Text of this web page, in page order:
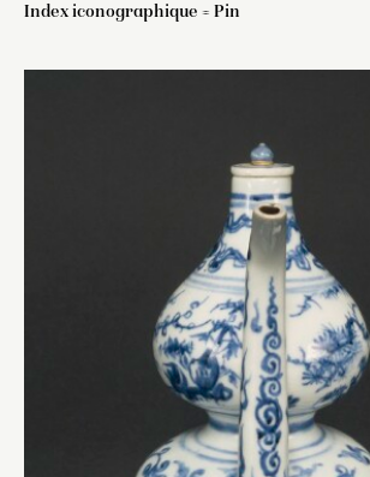
Index iconographique = Pin